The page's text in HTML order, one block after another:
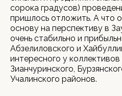
сорока градусов)
пришлось отложить. А что
основу на перспективу в
очень стабильно и
Абзелиловского и
интересного у
Зианчуринского,
Учалинского районов.